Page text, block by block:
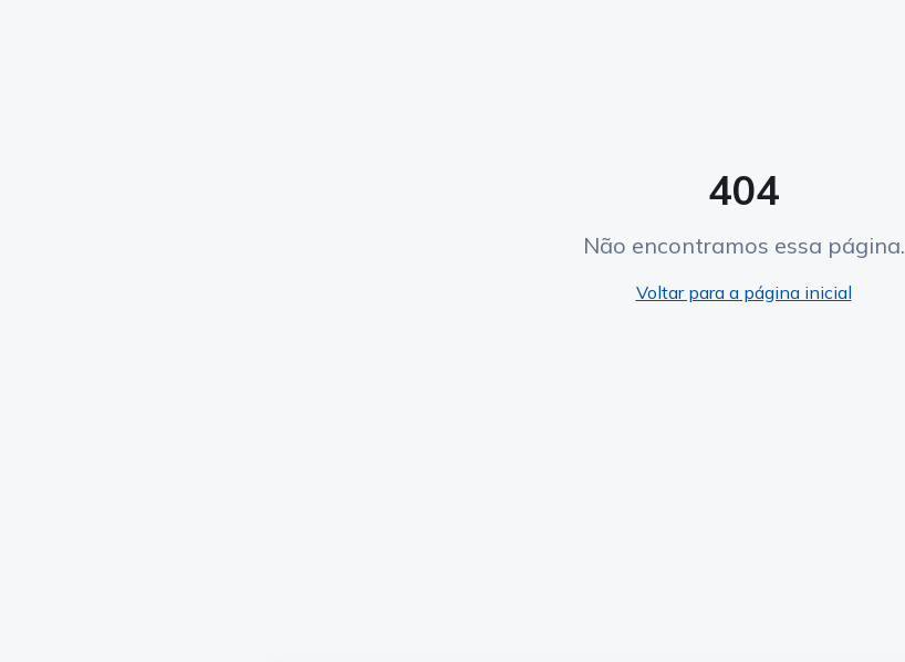
404
Não encontramos essa página.
Voltar para a página inicial